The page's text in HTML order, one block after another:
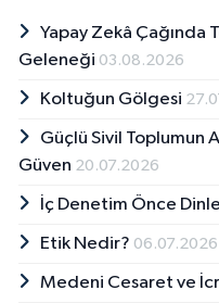
Yapay Zekâ Çağında
Geleneği 03.08.2026
Koltuğun Gölgesi
Güçlü Sivil Toplumun
Güven 20.07.2026
İç Denetim Önce
Etik Nedir? 06.07.2026
Medeni Cesaret ve